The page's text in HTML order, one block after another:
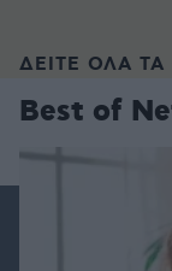
ΔΕΙΤΕ ΟΛΑ ΤΑ
Best of